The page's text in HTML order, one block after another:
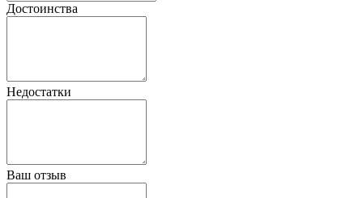
Достоинства
Недостатки
Ваш отзыв